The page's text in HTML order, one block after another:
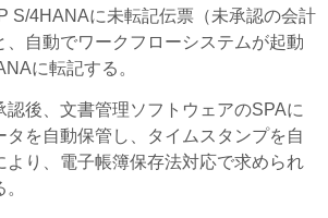
S/4HANAに未転記伝票（未承認の会計
、自動でワークフローシステムが起動
に転記する。
後、文書管理ソフトウェアのSPAに
タを自動保管し、タイムスタンプを自
より、電子帳簿保存法対応で求められ